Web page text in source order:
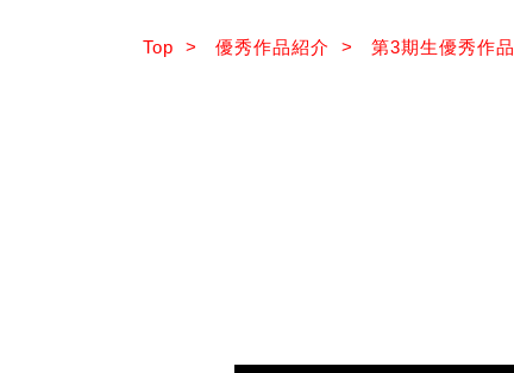
Top > 優秀作品紹介 > 第3期生優秀作品